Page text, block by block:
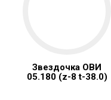
Звездочка ОВИ
05.180 (z-8 t-38.0)